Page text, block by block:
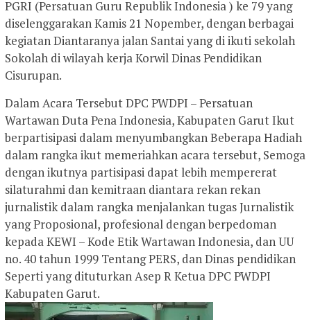
PGRI (Persatuan Guru Republik Indonesia ) ke 79 yang
diselenggarakan Kamis 21 Nopember, dengan berbagai
kegiatan Diantaranya jalan Santai yang di ikuti sekolah
Sokolah di wilayah kerja Korwil Dinas Pendidikan
Cisurupan.
Dalam Acara Tersebut DPC PWDPI – Persatuan
Wartawan Duta Pena Indonesia, Kabupaten Garut Ikut
berpartisipasi dalam menyumbangkan Beberapa Hadiah
dalam rangka ikut memeriahkan acara tersebut, Semoga
dengan ikutnya partisipasi dapat lebih mempererat
silaturahmi dan kemitraan diantara rekan rekan
jurnalistik dalam rangka menjalankan tugas Jurnalistik
yang Proposional, profesional dengan berpedoman
kepada KEWI – Kode Etik Wartawan Indonesia, dan UU
no. 40 tahun 1999 Tentang PERS, dan Dinas pendidikan
Seperti yang dituturkan Asep R Ketua DPC PWDPI
Kabupaten Garut.